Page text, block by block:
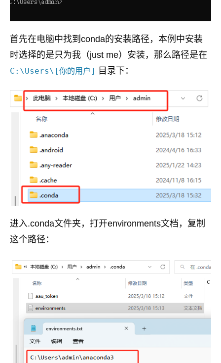
首先在电脑中找到conda的安装路径，本例中安装
时选择的是只为我（just me）安装，那么路径是在
C:\Users\[你的用户] 目录下：
进入.conda文件夹，打开environments文档，复制
这个路径：